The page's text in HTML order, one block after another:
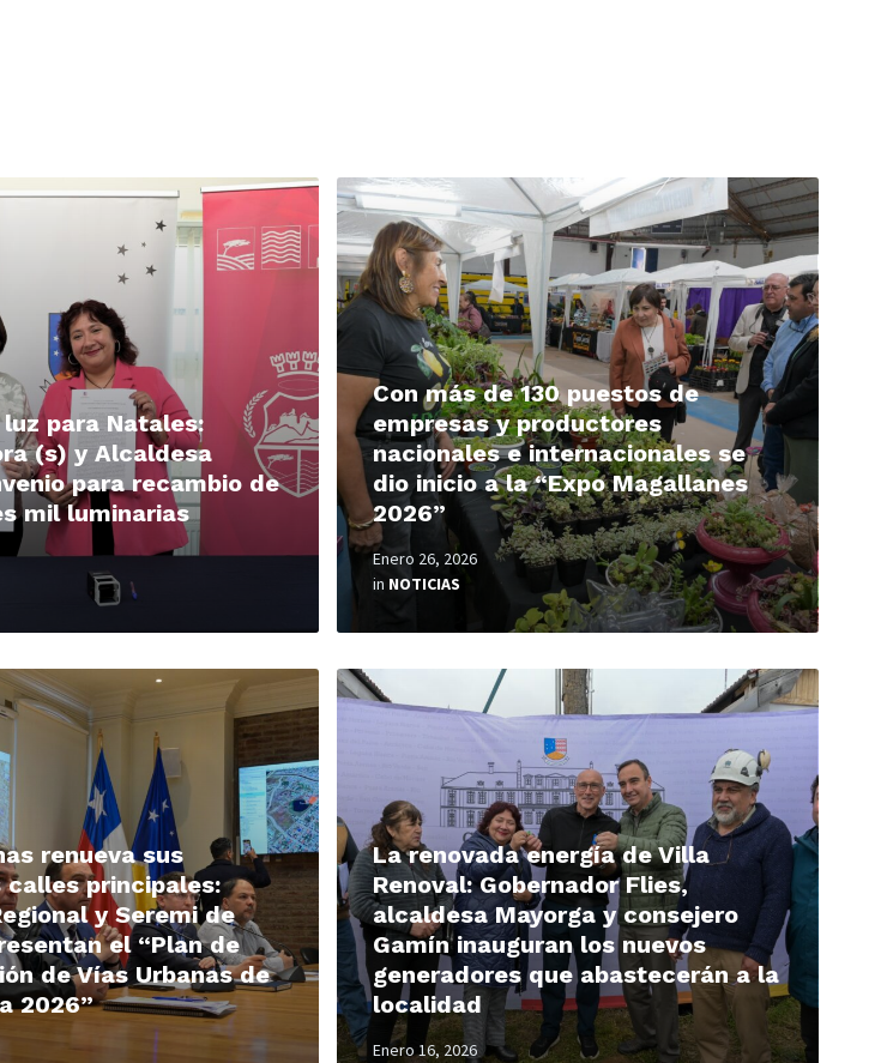
para Natales:
(s) y Alcaldesa
para recambio de
mil luminarias
Con más de 130 puestos de
empresas y productores
nacionales e internacionales se
dio inicio a la “Expo Magallanes
2026”
Enero 26, 2026
in NOTICIAS
Read
More
renueva sus
principales:
y Seremi de
el “Plan de
de Vías Urbanas de
2026”
La renovada energía de Villa
Renoval: Gobernador Flies,
alcaldesa Mayorga y consejero
Gamín inauguran los nuevos
generadores que abastecerán a la
localidad
Enero 16, 2026
Read
More